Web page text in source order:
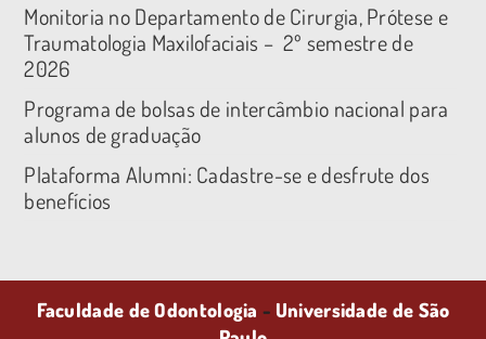
Monitoria no Departamento de Cirurgia, Prótese e
Traumatologia Maxilofaciais – 2º semestre de
2026
Programa de bolsas de intercâmbio nacional para
alunos de graduação
Plataforma Alumni: Cadastre-se e desfrute dos
benefícios
Faculdade de Odontologia - Universidade de São